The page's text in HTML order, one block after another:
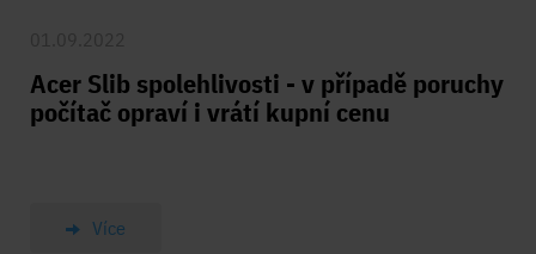
Acer Slib spolehlivosti - v případě poruchy
počítač opraví i vrátí kupní cenu
Více